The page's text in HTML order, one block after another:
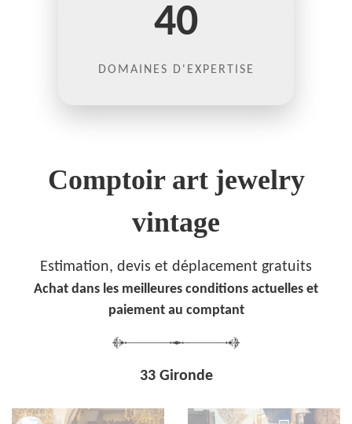
40
DOMAINES D'EXPERTISE
Comptoir art jewelry
vintage
Estimation, devis et déplacement gratuits
Achat dans les meilleures conditions actuelles et
paiement au comptant
33 Gironde